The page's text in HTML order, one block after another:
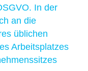
In der
an die
üblichen
Arbeitsplatzes